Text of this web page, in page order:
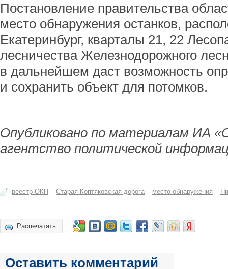
Постановление правительства
место обнаружения останков,
Екатеринбург, кварталы 21, 22
лесничества Железнодорожного
в дальнейшем даст возможность
и сохранить объект для потомков.
Опубликовано по материалам ИА
агентство политической
реестр ОКН Старая Коптяковская дорога место обнаружения
Распечатать
Оставить комментарий